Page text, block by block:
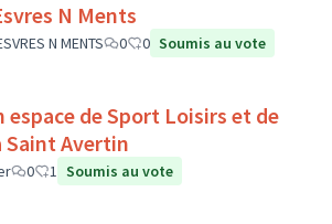
N Ments
N MENTS 0 0 Soumis au vote
espace de Sport Loisirs et de
Avertin
0 1 Soumis au vote